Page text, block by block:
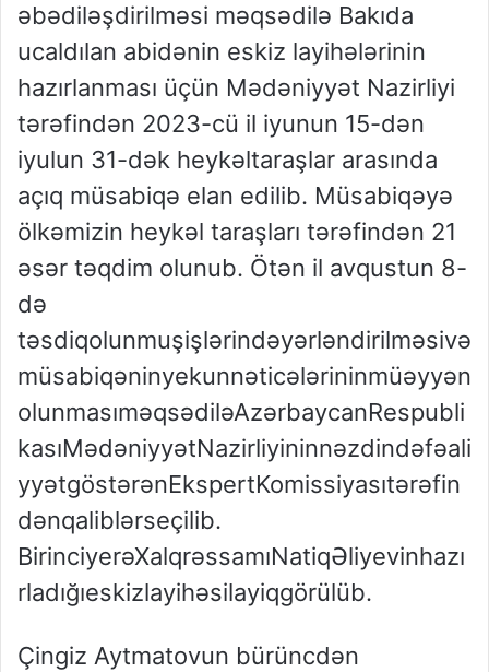
əbədiləşdirilməsi məqsədilə Bakıda
ucaldılan abidənin eskiz layihələrinin
hazırlanması üçün Mədəniyyət Nazirliyi
tərəfindən 2023-cü il iyunun 15-dən
iyulun 31-dək heykəltaraşlar arasında
açıq müsabiqə elan edilib. Müsabiqəyə
ölkəmizin heykəl taraşları tərəfindən 21
əsər təqdim olunub. Ötən il avqustun 8-
də
təsdiqolunmuşişlərindəyərləndirilməsivə
müsabiqəninyekunnəticələrininmüəyyən
olunmasıməqsədiləAzərbaycanRespubli
kasıMədəniyyətNazirliyininnəzdindəfəali
yyətgöstərənEkspertKomissiyasıtərəfin
dənqaliblərseçilib.
BirinciyerəXalqrəssamıNatiqƏliyevinhazı
rladığıeskizlayihəsilayiqgörülüb.
Çingiz Aytmatovun bürüncdən